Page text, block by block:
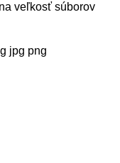
veľkosť súborov
jpg png